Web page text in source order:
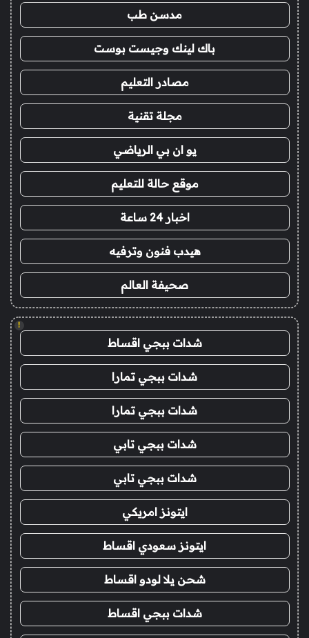
مدسن طب
باك لينك وجيست بوست
مصادر التعليم
مجلة تقنية
يو ان بي الرياضي
موقع حالة للتعليم
اخبار 24 ساعة
هيدب فنون وترفيه
صحيفة العالم
!
شدات ببجي اقساط
شدات ببجي تمارا
شدات ببجي تمارا
شدات ببجي تابي
شدات ببجي تابي
ايتونز امريكي
ايتونز سعودي اقساط
شحن يلا لودو اقساط
شدات ببجي اقساط